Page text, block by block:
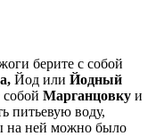
берите с собой
Йод или Йодный
Марганцовку и
питьевую воду,
на ней можно было